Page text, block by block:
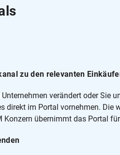
zu den relevanten
verändert oder Sie
direkt im Portal vornehmen. Die
übernimmt das Portal